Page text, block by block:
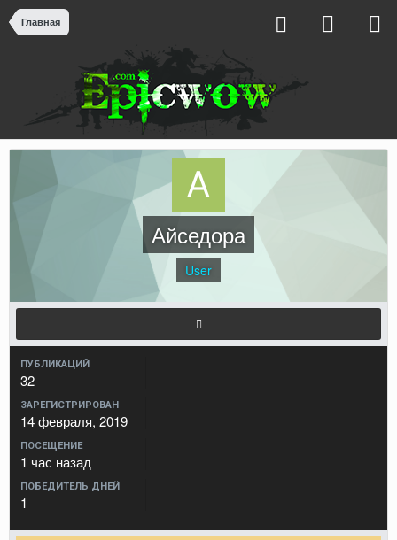
Главная
Айседора
User
ПУБЛИКАЦИЙ
32
ЗАРЕГИСТРИРОВАН
14 февраля, 2019
ПОСЕЩЕНИЕ
1 час назад
ПОБЕДИТЕЛЬ ДНЕЙ
1